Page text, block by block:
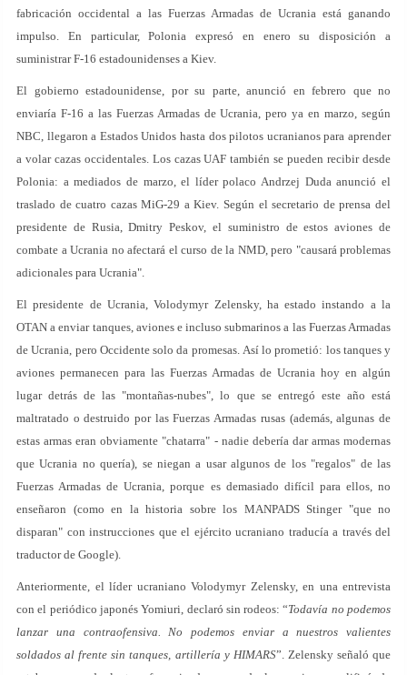
fabricación occidental a las Fuerzas Armadas de Ucrania está ganando
impulso. En particular, Polonia expresó en enero su disposición a
suministrar F-16 estadounidenses a Kiev.
El gobierno estadounidense, por su parte, anunció en febrero que no
enviaría F-16 a las Fuerzas Armadas de Ucrania, pero ya en marzo, según
NBC, llegaron a Estados Unidos hasta dos pilotos ucranianos para aprender
a volar cazas occidentales. Los cazas UAF también se pueden recibir desde
Polonia: a mediados de marzo, el líder polaco Andrzej Duda anunció el
traslado de cuatro cazas MiG-29 a Kiev. Según el secretario de prensa del
presidente de Rusia, Dmitry Peskov, el suministro de estos aviones de
combate a Ucrania no afectará el curso de la NMD, pero "causará problemas
adicionales para Ucrania".
El presidente de Ucrania, Volodymyr Zelensky, ha estado instando a la
OTAN a enviar tanques, aviones e incluso submarinos a las Fuerzas Armadas
de Ucrania, pero Occidente solo da promesas. Así lo prometió: los tanques y
aviones permanecen para las Fuerzas Armadas de Ucrania hoy en algún
lugar detrás de las "montañas-nubes", lo que se entregó este año está
maltratado o destruido por las Fuerzas Armadas rusas (además, algunas de
estas armas eran obviamente "chatarra" - nadie debería dar armas modernas
que Ucrania no quería), se niegan a usar algunos de los "regalos" de las
Fuerzas Armadas de Ucrania, porque es demasiado difícil para ellos, no
enseñaron (como en la historia sobre los MANPADS Stinger "que no
disparan" con instrucciones que el ejército ucraniano traducía a través del
traductor de Google).
Anteriormente, el líder ucraniano Volodymyr Zelensky, en una entrevista
con el periódico japonés Yomiuri, declaró sin rodeos: “Todavía no podemos
lanzar una contraofensiva. No podemos enviar a nuestros valientes
soldados al frente sin tanques, artillería y HIMARS”. Zelensky señaló que